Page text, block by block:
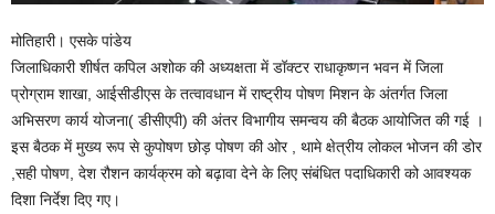
मोतिहारी। एसके पांडेय
जिलाधिकारी शीर्षत कपिल अशोक की अध्यक्षता में डॉक्टर राधाकृष्णन भवन में जिला
प्रोग्राम शाखा, आईसीडीएस के तत्वावधान में राष्ट्रीय पोषण मिशन के अंतर्गत जिला
अभिसरण कार्य योजना( डीसीएपी) की अंतर विभागीय समन्वय की बैठक आयोजित की गई ।
इस बैठक में मुख्य रूप से कुपोषण छोड़ पोषण की ओर , थामे क्षेत्रीय लोकल भोजन की डोर
,सही पोषण, देश रौशन कार्यक्रम को बढ़ावा देने के लिए संबंधित पदाधिकारी को आवश्यक
दिशा निर्देश दिए गए।